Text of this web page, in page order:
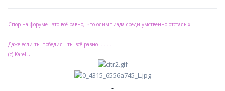
Спор на форуме - это всё равно, что олимпиада среди умственно отсталых.
Даже если ты победил - ты всё равно ........
(с) KareL..